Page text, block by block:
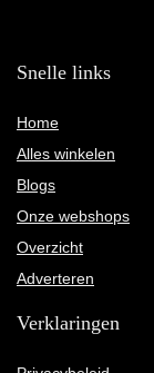
Snelle links
Home
Alles winkelen
Blogs
Onze webshops
Overzicht
Adverteren
Verklaringen